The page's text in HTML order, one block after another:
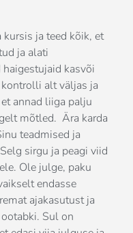
ja teed kõik, et
ja alati
kasvõi
alt väljas ja
annad liiga palju
mõtled. Ära karda
teadmised ja
sirgu ja peagi viid
Ole julge, paku
endasse
ajakasutust ja
Sul on